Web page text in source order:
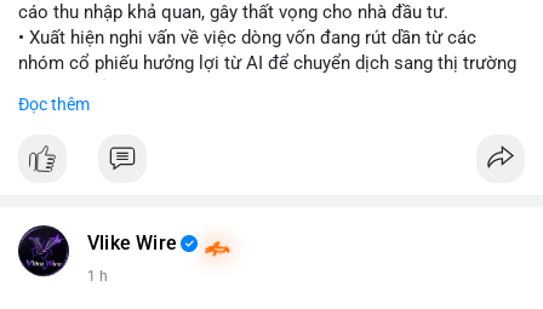
cáo thu nhập khả quan, gây thất vọng cho nhà đầu tư.
• Xuất hiện nghi vấn về việc dòng vốn đang rút dần từ các
nhóm cổ phiếu hưởng lợi từ AI để chuyển dịch sang thị trường
• Diễn biến này có thể là tín hiệu cho thấy sự luân chuyển dòng
$btc $eth
Đọc thêm
Vlike Wire
1 h